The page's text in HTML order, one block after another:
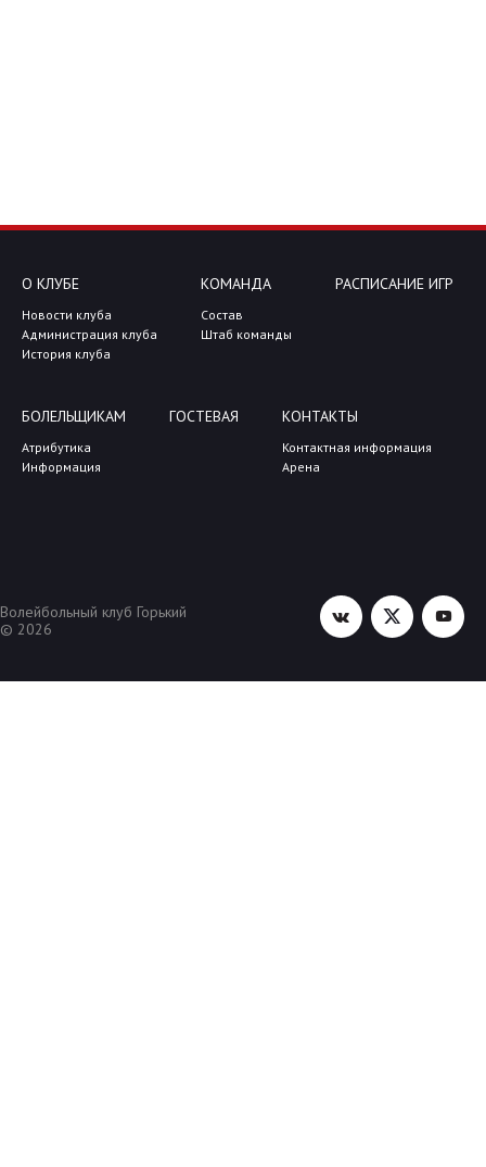
О КЛУБЕ
Новости клуба
Администрация клуба
История клуба
КОМАНДА
Состав
Штаб команды
РАСПИСАНИЕ ИГР
БОЛЕЛЬЩИКАМ
Атрибутика
Информация
ГОСТЕВАЯ КОНТАКТЫ
Контактная информация
Арена
Волейбольный клуб Горький
© 2026